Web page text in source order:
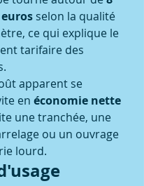
euros selon la qualité
ce qui explique le
tarifaire des
apparent se
en économie nette
une tranchée, une
ou un ouvrage
lourd.